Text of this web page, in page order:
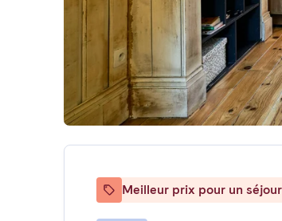
Meilleur prix pour un